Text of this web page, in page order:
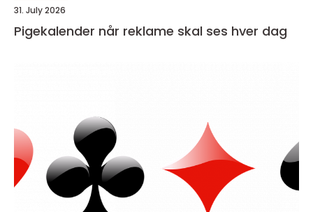
31. July 2026
Pigekalender når reklame skal ses hver dag